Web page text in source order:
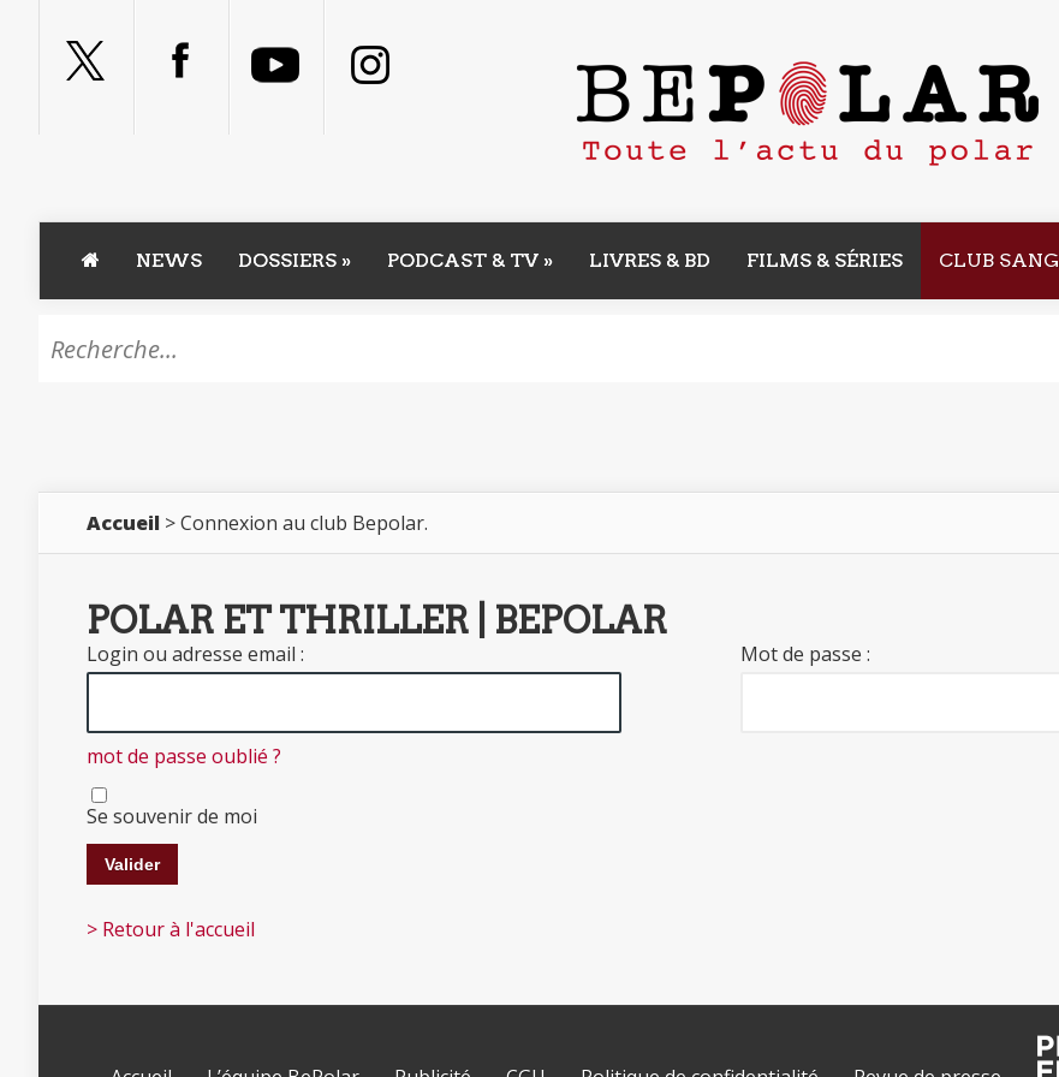
NEWS DOSSIERS » PODCAST & TV » LIVRES & BD FILMS & SÉRIES CLUB SANG
Accueil > Connexion au club Bepolar.
POLAR ET THRILLER | BEPOLAR
Login ou adresse email : Mot de passe :
mot de passe oublié ?
Se souvenir de moi
> Retour à l'accueil